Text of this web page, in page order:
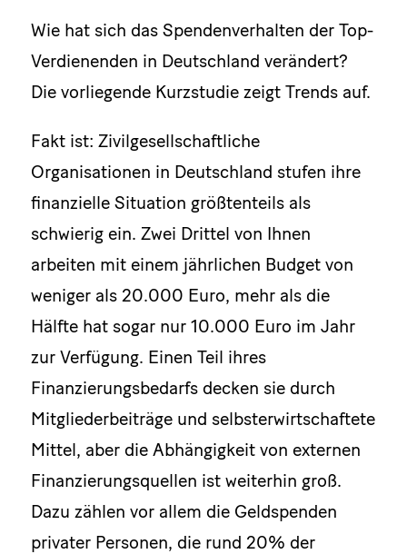
Wie hat sich das Spendenverhalten der Top-
Verdienenden in Deutschland verändert?
Die vorliegende Kurzstudie zeigt Trends auf.
Fakt ist: Zivilgesellschaftliche
Organisationen in Deutschland stufen ihre
finanzielle Situation größtenteils als
schwierig ein. Zwei Drittel von Ihnen
arbeiten mit einem jährlichen Budget von
weniger als 20.000 Euro, mehr als die
Hälfte hat sogar nur 10.000 Euro im Jahr
zur Verfügung. Einen Teil ihres
Finanzierungsbedarfs decken sie durch
Mitgliederbeiträge und selbsterwirtschaftete
Mittel, aber die Abhängigkeit von externen
Finanzierungsquellen ist weiterhin groß.
Dazu zählen vor allem die Geldspenden
privater Personen, die rund 20% der